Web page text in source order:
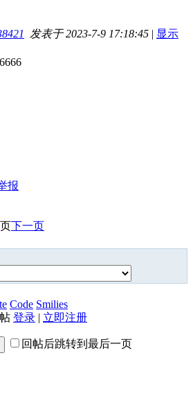
发表于 2023-7-9 17:18:45 | 显示
报
下一页
Code Smilies
登录 | 立即注册
回帖后跳转到最后一页